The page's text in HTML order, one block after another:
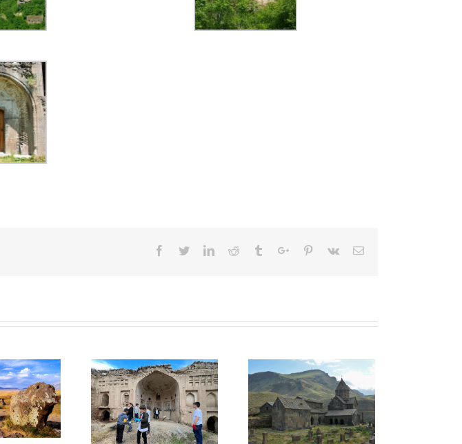
Facebook
TwitterLinkedinReddit TumblrGoogle+Pinterest
Vk Email